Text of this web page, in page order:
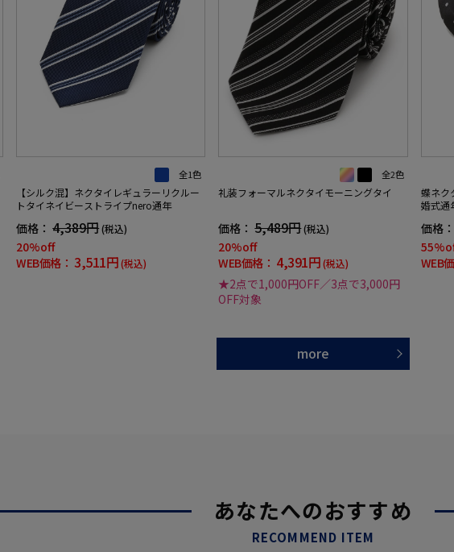
全1色
【シルク混】ネクタイレギュラーリクルー
トタイネイビーストライプnero通年
価格： 4,389円(税込)
20%off
WEB価格： 3,511円(税込)
全2色
礼装フォーマルネクタイモーニングタイ
価格： 5,489円(税込)
20%off
WEB価格： 4,391円(税込)
★2点で1,000円OFF／3点で3,000円
OFF対象
蝶ネク
婚式通
価格：
WEB
more
あなたへのおすすめ
RECOMMEND ITEM